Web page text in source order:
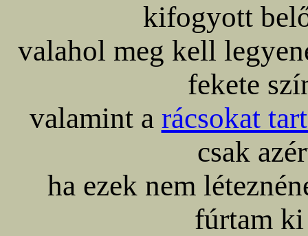
kifogyott
valahol meg kell
fekete
valamint a rácsokat
csak
ha ezek nem
fúrtam